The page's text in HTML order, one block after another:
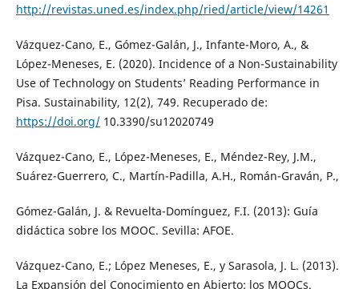
http://revistas.uned.es/index.php/ried/article/view/14261
Vázquez-Cano, E., Gómez-Galán, J., Infante-Moro, A., &
López-Meneses, E. (2020). Incidence of a Non-Sustainability
Use of Technology on Students’ Reading Performance in
Pisa. Sustainability, 12(2), 749. Recuperado de:
https://doi.org/10.3390/su12020749
Vázquez-Cano, E., López-Meneses, E., Méndez-Rey, J.M.,
Suárez-Guerrero, C., Martín-Padilla, A.H., Román-Graván, P.,
Gómez-Galán, J. & Revuelta-Domínguez, F.I. (2013): Guía
didáctica sobre los MOOC. Sevilla: AFOE.
Vázquez-Cano, E.; López Meneses, E., y Sarasola, J. L. (2013).
La Expansión del Conocimiento en Abierto: los MOOCs.